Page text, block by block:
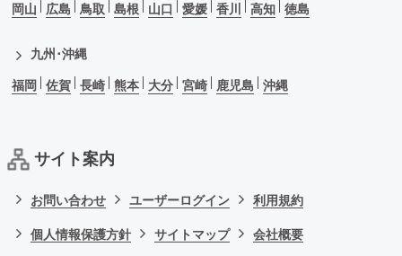
岡山 広島 鳥取 島根 山口 愛媛 香川 高知 徳島
九州･沖縄
福岡 佐賀 長崎 熊本 大分 宮崎 鹿児島 沖縄
サイト案内
お問い合わせ ユーザーログイン 利用規約
個人情報保護方針 サイトマップ 会社概要